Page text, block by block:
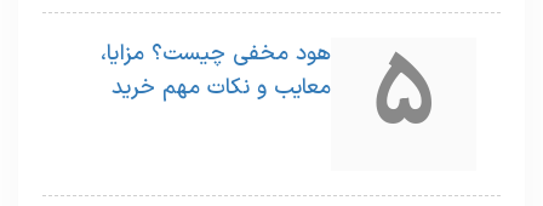
5
هود مخفی چیست؟ مزایا،
معایب و نکات مهم خرید